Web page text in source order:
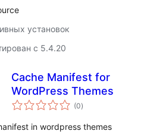
установок
с 5.4.20
Cache Manifest for
WordPress Themes
(0общий
рейтинг
)
in wordpress themes